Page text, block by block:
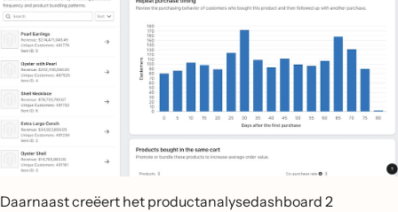
Daarnaast creëert het productanalysedashboard 2